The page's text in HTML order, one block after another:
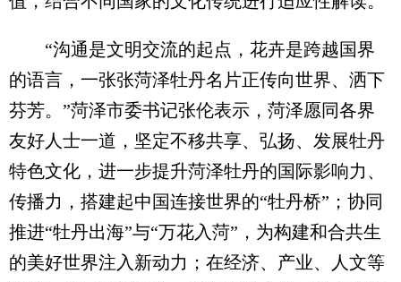
“沟通是文明交流的起点，花卉是跨越国界
的语言，一张张菏泽牡丹名片正传向世界、洒下
芬芳。”菏泽市委书记张伦表示，菏泽愿同各界
友好人士一道，坚定不移共享、弘扬、发展牡丹
特色文化，进一步提升菏泽牡丹的国际影响力、
传播力，搭建起中国连接世界的“牡丹桥”；协同
推进“牡丹出海”与“万花入菏”，为构建和合共生
的美好世界注入新动力；在经济、产业、人文等